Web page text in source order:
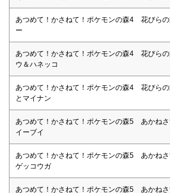
あつめて！かさねて！ポケモンの森4 花びらの
ー
あつめて！かさねて！ポケモンの森4 花びらの
ウ＆ハネッコ
あつめて！かさねて！ポケモンの森4 花びら
とマイナン
あつめて！かさねて！ポケモンの森5 あかねさ
イーブイ
あつめて！かさねて！ポケモンの森5 あかねさ
ゲッコウガ
あつめて！かさねて！ポケモンの森5 あかねさ